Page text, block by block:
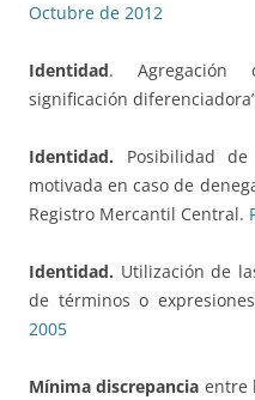
Octubre de 2012
Identidad. Agregación
significación
Identidad. Posibilidad
motivada en caso de
Registro Mercantil Central.
Identidad. Utilización de
de términos o
2005
Mínima discrepancia entre